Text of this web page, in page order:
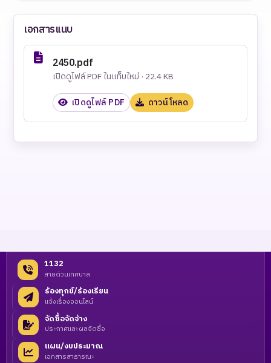
เอกสารแนบ
2450.pdf
เปิดดูไฟล์ PDF ในแท็บใหม่ · 22.4 KB
เปิดดูไฟล์ PDF ดาวน์โหลด
1132
สายด่วนเทศบาล
ร้องทุกข์/ร้องเรียน
แจ้งเรื่องออนไลน์
จัดซื้อจัดจ้าง
ประกาศและผลจัดซื้อ
แผน/งบประมาณ
เอกสารสาธารณะ